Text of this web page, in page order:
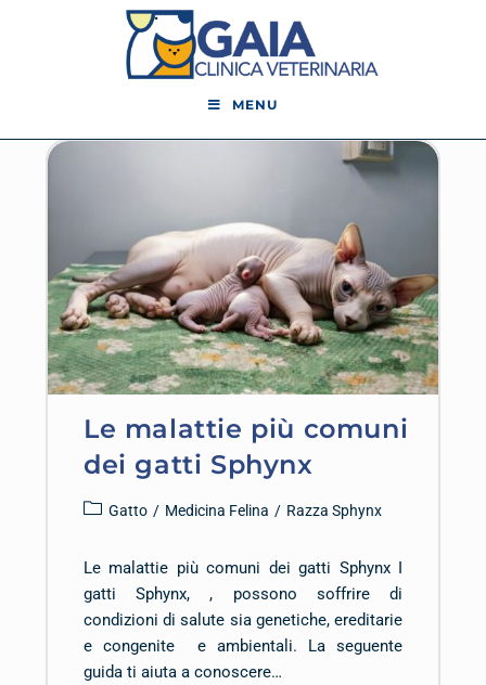
MENU
Le malattie più comuni
dei gatti Sphynx
Gatto / Medicina Felina / Razza Sphynx
Le malattie più comuni dei gatti Sphynx I
gatti Sphynx, , possono soffrire di
condizioni di salute sia genetiche, ereditarie
e congenite e ambientali. La seguente
guida ti aiuta a conoscere…